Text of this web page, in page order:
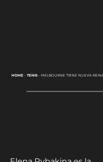
HOME- TENIS- MELBOURNE TIENE NUEVA